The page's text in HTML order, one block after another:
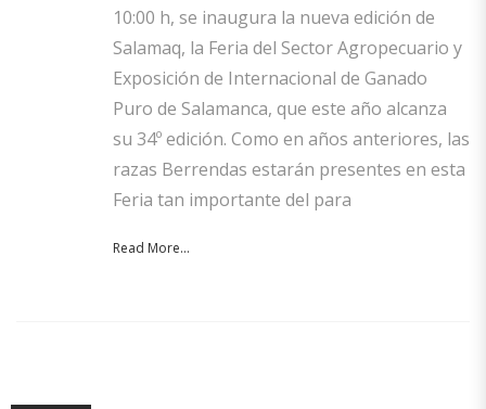
10:00 h, se inaugura la nueva edición de
Salamaq, la Feria del Sector Agropecuario y
Exposición de Internacional de Ganado
Puro de Salamanca, que este año alcanza
su 34º edición. Como en años anteriores, las
razas Berrendas estarán presentes en esta
Feria tan importante del para
Read More...